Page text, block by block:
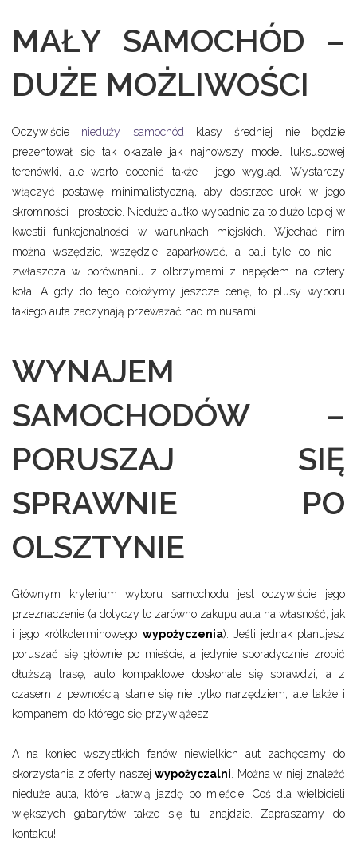
MAŁY SAMOCHÓD –
DUŻE MOŻLIWOŚCI
Oczywiście nieduży samochódklasy średniej nie będzie
prezentował się tak okazale jak najnowszy model luksusowej
terenówki, ale warto docenić także i jego wygląd. Wystarczy
włączyć postawę minimalistyczną, aby dostrzec urok w jego
skromności i prostocie. Nieduże autko wypadnie za to dużo lepiej w
kwestii funkcjonalności w warunkach miejskich. Wjechać nim
można wszędzie, wszędzie zaparkować, a pali tyle co nic –
zwłaszcza w porównaniu z olbrzymami z napędem na cztery
koła. A gdy do tego dołożymy jeszcze cenę, to plusy wyboru
takiego auta zaczynają przeważać nad minusami.
WYNAJEM
SAMOCHODÓW –
PORUSZAJ SIĘ
SPRAWNIE PO
OLSZTYNIE
Głównym kryterium wyboru samochodu jest oczywiście jego
przeznaczenie (a dotyczy to zarówno zakupu auta na własność, jak
i jego krótkoterminowego wypożyczenia). Jeśli jednak planujesz
poruszać się głównie po mieście, a jedynie sporadycznie zrobić
dłuższą trasę, auto kompaktowe doskonale się sprawdzi, a z
czasem z pewnością stanie się nie tylko narzędziem, ale także i
kompanem, do którego się przywiążesz.
A na koniec wszystkich fanów niewielkich aut zachęcamy do
skorzystania z oferty naszej wypożyczalni. Można w niej znaleźć
nieduże auta, które ułatwią jazdę po mieście. Coś dla wielbicieli
większych gabarytów także się tu znajdzie. Zapraszamy do
kontaktu!